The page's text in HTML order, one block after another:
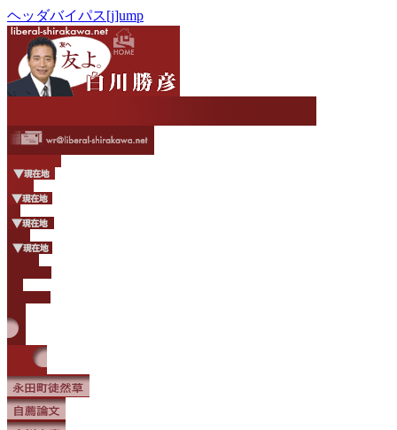
ヘッダバイパス[j]ump